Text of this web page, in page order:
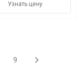
Узнать цену
9